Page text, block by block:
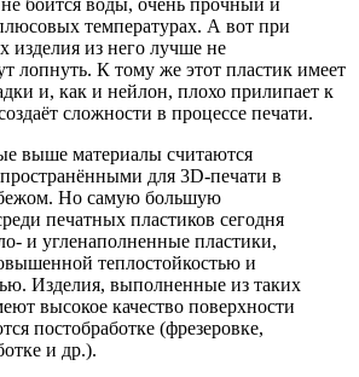
боится воды, очень прочный и
температурах. А вот при
изделия из него лучше не
лопнуть. К тому же этот пластик имеет
и, как и нейлон, плохо прилипает к
сложности в процессе печати.
выше материалы считаются
для 3D-печати в
Но самую большую
печатных пластиков сегодня
и угленаполненные пластики,
теплостойкостью и
Изделия, выполненные из таких
высокое качество поверхности
постобработке (фрезеровке,
и др.).